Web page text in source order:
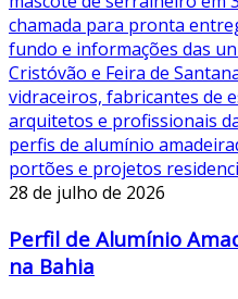
28 de julho de 2026
Perfil de Alumínio
na Bahia